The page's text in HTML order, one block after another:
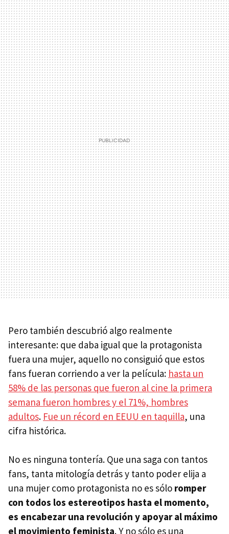
Pero también descubrió algo realmente
interesante: que daba igual que la protagonista
fuera una mujer, aquello no consiguió que estos
fans fueran corriendo a ver la película: hasta un
58% de las personas que fueron al cine la primera
semana fueron hombres y el 71%, hombres
adultos. Fue un récord en EEUU en taquilla, una
cifra histórica.
No es ninguna tontería. Que una saga con tantos
fans, tanta mitología detrás y tanto poder elija a
una mujer como protagonista no es sólo romper
con todos los estereotipos hasta el momento,
es encabezar una revolución y apoyar al máximo
el movimiento feminista. Y no sólo es una